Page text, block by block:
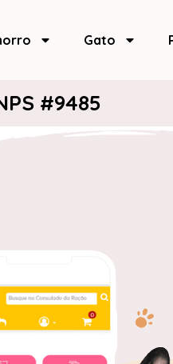
Gato
#9485